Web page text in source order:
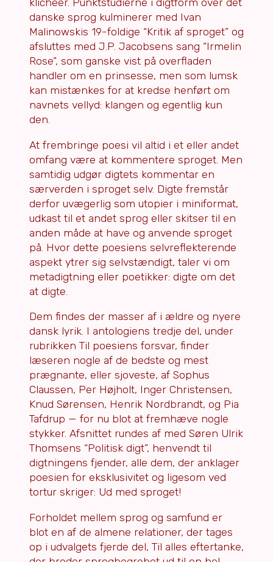
danske sprog kulminerer med Ivan
Malinowskis 19-foldige “Kritik af sproget” og
afsluttes med J.P. Jacobsens sang “Irmelin
Rose”, som ganske vist på overfladen
handler om en prinsesse, men som lumsk
kan mistænkes for at kredse henført om
navnets vellyd: klangen og egentlig kun
den.
At frembringe poesi vil altid i et eller andet
omfang være at kommentere sproget. Men
samtidig udgør digtets kommentar en
særverden i sproget selv. Digte fremstår
derfor uvægerlig som utopier i miniformat,
udkast til et andet sprog eller skitser til en
anden måde at have og anvende sproget
på. Hvor dette poesiens selvreflekterende
aspekt ytrer sig selvstændigt, taler vi om
metadigtning eller poetikker: digte om det
at digte.
Dem findes der masser af i ældre og nyere
dansk lyrik. I antologiens tredje del, under
rubrikken Til poesiens forsvar, finder
læseren nogle af de bedste og mest
prægnante, eller sjoveste, af Sophus
Claussen, Per Højholt, Inger Christensen,
Knud Sørensen, Henrik Nordbrandt, og Pia
Tafdrup — for nu blot at fremhæve nogle
stykker. Afsnittet rundes af med Søren Ulrik
Thomsens “Politisk digt”, henvendt til
digtningens fjender, alle dem, der anklager
poesien for eksklusivitet og ligesom ved
tortur skriger: Ud med sproget!
Forholdet mellem sprog og samfund er
blot en af de almene relationer, der tages
op i udvalgets fjerde del, Til alles eftertanke,